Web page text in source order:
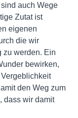
auch Wege
Zutat ist
eigenen
die wir
zu werden. Ein
bewirken,
den Weg zum
dass wir damit